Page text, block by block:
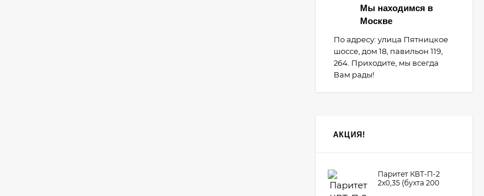
Мы находимся в
Москве
По адресу: улица Пятницкое
шоссе, дом 18, павильон 119,
264. Приходите, мы всегда
Вам рады!
АКЦИЯ!
Паритет КВТ-П-2
2х0,35 (бухта 200